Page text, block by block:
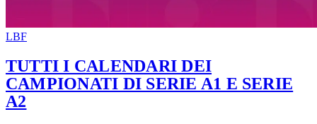
LBF
TUTTI I CALENDARI DEI
CAMPIONATI DI SERIE A1 E SERIE
A2